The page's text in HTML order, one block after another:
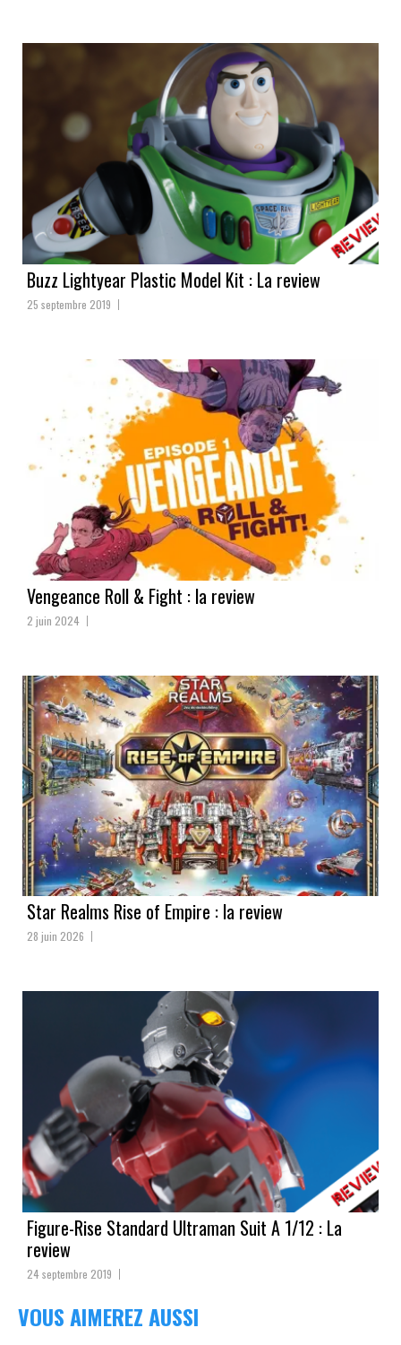
Buzz Lightyear Plastic Model Kit : La review
25 septembre 2019
Vengeance Roll & Fight : la review
2 juin 2024
Star Realms Rise of Empire : la review
28 juin 2026
Figure-Rise Standard Ultraman Suit A 1/12 : La
review
24 septembre 2019
VOUS AIMEREZ AUSSI